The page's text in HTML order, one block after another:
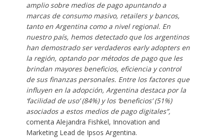
amplio sobre medios de pago apuntando a
marcas de consumo masivo, retailers y bancos,
tanto en Argentina como a nivel regional. En
nuestro país, hemos detectado que los argentinos
han demostrado ser verdaderos early adopters en
la región, optando por métodos de pago que les
brindan mayores beneficios, eficiencia y control
de sus finanzas personales. Entre los factores que
influyen en la adopción, Argentina destaca por la
‘facilidad de uso’ (84%) y los ‘beneficios’ (51%)
asociados a estos medios de pago digitales”,
comenta Alejandra Fishkel, Innovation and
Marketing Lead de Ipsos Argentina.